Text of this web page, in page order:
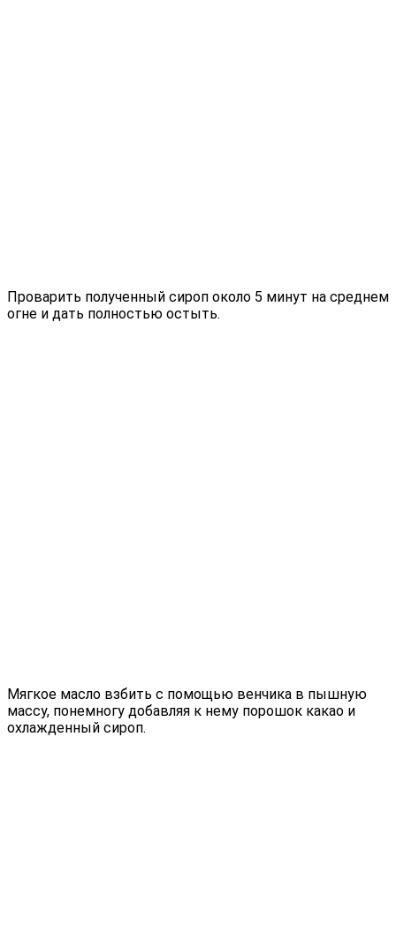
Проварить полученный сироп около 5 минут на среднем
огне и дать полностью остыть.
Мягкое масло взбить с помощью венчика в пышную
массу, понемногу добавляя к нему порошок какао и
охлажденный сироп.